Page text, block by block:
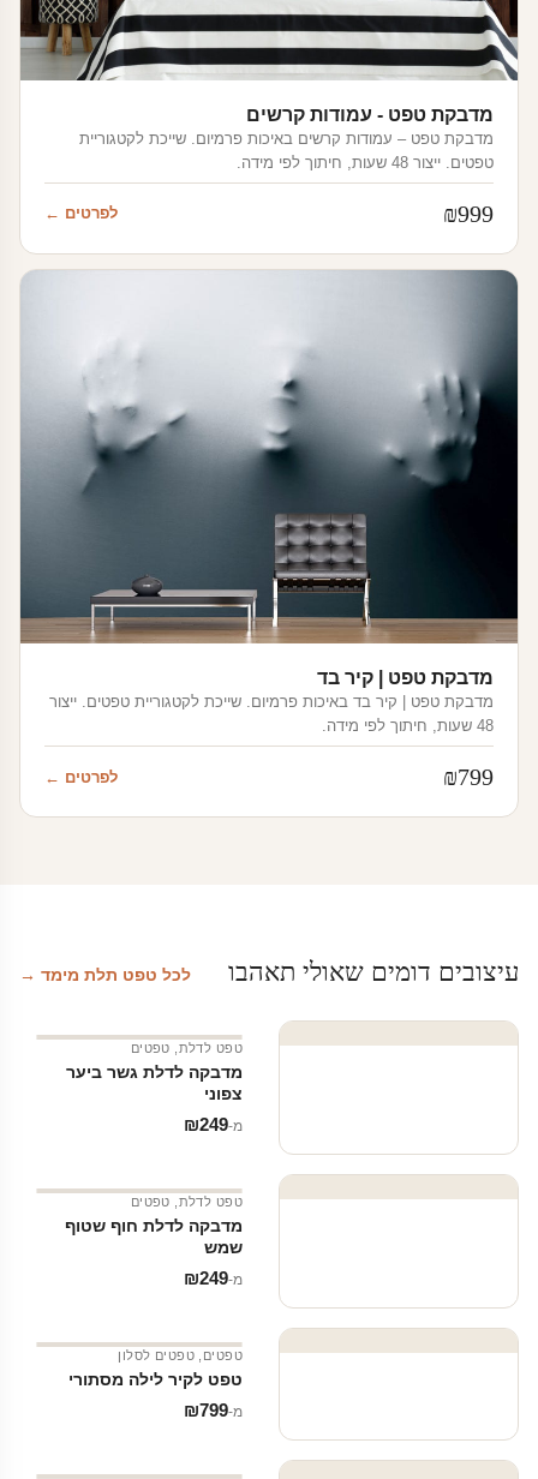
מדבקת טפט - עמודות קרשים
מדבקת טפט – עמודות קרשים באיכות פרמיום. שייכת לקטגוריית
טפטים. ייצור 48 שעות, חיתוך לפי מידה.
₪999 לפרטים ←
מדבקת טפט | קיר בד
מדבקת טפט | קיר בד באיכות פרמיום. שייכת לקטגוריית טפטים. ייצור
48 שעות, חיתוך לפי מידה.
₪799 לפרטים ←
עיצובים דומים שאולי תאהבו לכל טפט תלת מימד →
טפט לדלת טפטים
מדבקה לדלת גשר ביער
צפוני
מ‑ ₪249
טפט לדלת טפטים
מדבקה לדלת חוף שטוף
שמש
מ‑ ₪249
טפטים טפטים לסלון
טפט לקיר לילה מסתורי
מ‑ ₪799